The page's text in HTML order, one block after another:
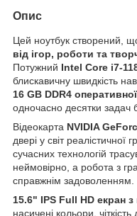
Опис
Цей ноутбук створений,
від ігор, роботи та
Потужний Intel Core i7-
блискавичну швидкість
16 GB DDR4 оперативної
одночасно десятки задач
Відеокарта NVIDIA
двері у світ
сучасних технологій
неймовірно, а робота з
справжнім задоволенням.
15.6" IPS Full HD екран
насичені кольори,